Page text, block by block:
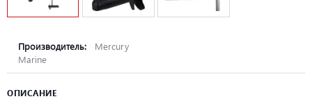
Производитель:
Mercury
Marine
ОПИСАНИЕ